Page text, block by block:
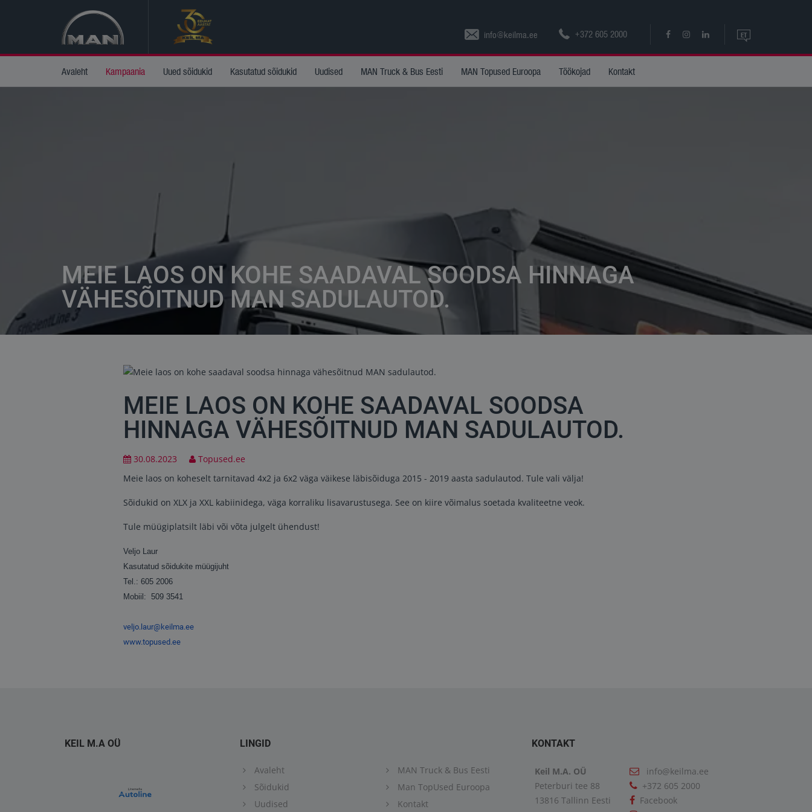
info@keilma.ee +372 605 2000 ET
Avaleht Kampaania Uued sõidukid Kasutatud sõidukid Uudised MAN Truck & Bus Eesti MAN Topused Euroopa Töökojad Kontakt
MEIE LAOS ON KOHE SAADAVAL SOODSA HINNAGA
VÄHESÕITNUD MAN SADULAUTOD.
MEIE LAOS ON KOHE SAADAVAL SOODSA
HINNAGA VÄHESÕITNUD MAN SADULAUTOD.
30.08.2023
Topused.ee
Meie laos on koheselt tarnitavad 4x2 ja 6x2 väga väikese läbisõiduga 2015 - 2019 aasta sadulautod. Tule vali välja!
Sõidukid on XLX ja XXL kabiinidega, väga korraliku lisavarustusega. See on kiire võimalus soetada kvaliteetne veok.
Tule müügiplatsilt läbi või võta julgelt ühendust!
Veljo Laur
Kasutatud sõidukite müügijuht
Tel.: 605 2006
Mobiil: 509 3541
veljo.laur@keilma.ee
www.topused.ee
KEIL M.A OÜ LINGID
Avaleht
Sõidukid
Uudised
MAN Truck & Bus Eesti
Man TopUsed Euroopa
Kontakt
KONTAKT
Keil M.A. OÜ
Peterburi tee 88
13816 Tallinn Eesti
info@keilma.ee
+372 605 2000
Facebook